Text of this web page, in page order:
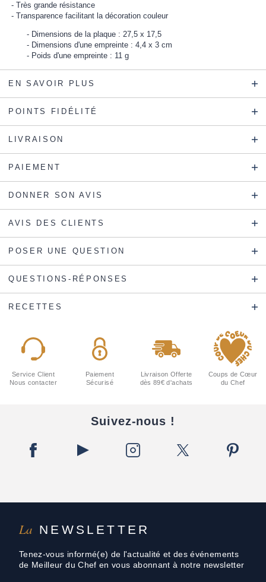
Très grande résistance
Transparence facilitant la décoration couleur
Dimensions de la plaque : 27,5 x 17,5
Dimensions d'une empreinte : 4,4 x 3 cm
Poids d'une empreinte : 11 g
EN SAVOIR PLUS
POINTS FIDÉLITÉ
LIVRAISON
PAIEMENT
DONNER SON AVIS
AVIS DES CLIENTS
POSER UNE QUESTION
QUESTIONS-RÉPONSES
RECETTES
La NEWSLETTER
Tenez-vous informé(e) de l'actualité et des événements
de Meilleur du Chef en vous abonnant à notre newsletter
Service Client
Nous contacter
Paiement
Sécurisé
Livraison Offerte
dès 89€ d'achats
Coups de Cœur
du Chef
Suivez-nous !